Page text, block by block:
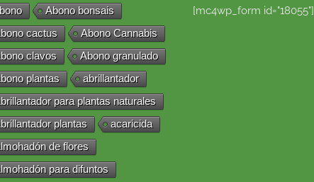
Abono bonsais
cactus
Abono Cannabis
clavos
Abono granulado
plantas
abrillantador
para plantas naturales
plantas
acaricida
de flores
para difuntos
[mc4wp_form id="18055"]